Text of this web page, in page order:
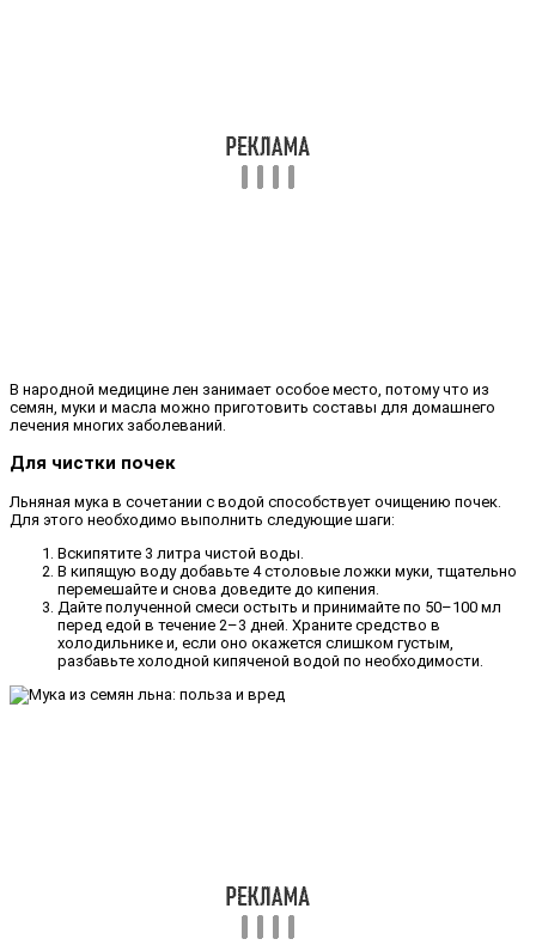
В народной медицине лен занимает особое место, потому что из
семян, муки и масла можно приготовить составы для домашнего
лечения многих заболеваний.
Для чистки почек
Льняная мука в сочетании с водой способствует очищению почек.
Для этого необходимо выполнить следующие шаги:
Вскипятите 3 литра чистой воды.
В кипящую воду добавьте 4 столовые ложки муки, тщательно
перемешайте и снова доведите до кипения.
Дайте полученной смеси остыть и принимайте по 50–100 мл
перед едой в течение 2–3 дней. Храните средство в
холодильнике и, если оно окажется слишком густым,
разбавьте холодной кипяченой водой по необходимости.